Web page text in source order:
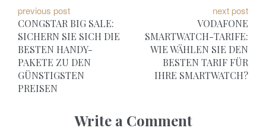
B
e
i
t
r
previous post
CONGSTAR BIG SALE:
SICHERN SIE SICH DIE
BESTEN HANDY-
PAKETE ZU DEN
GÜNSTIGSTEN
PREISEN
next post
VODAFONE
SMARTWATCH-TARIFE:
WIE WÄHLEN SIE DEN
BESTEN TARIF FÜR
IHRE SMARTWATCH?
Write a Comment